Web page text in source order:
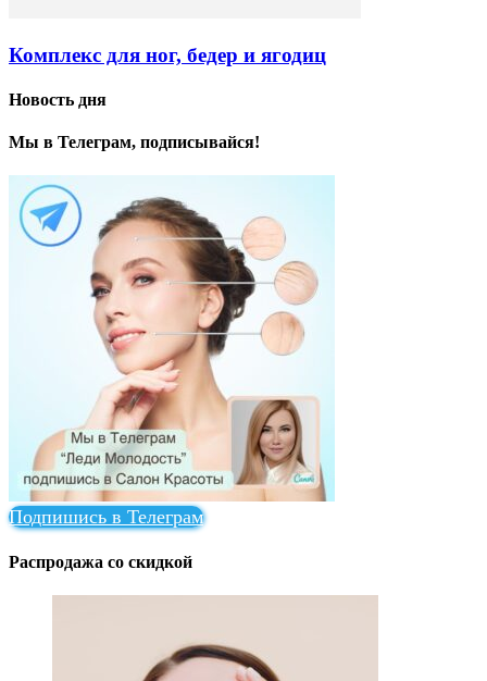
Комплекс для ног, бедер и ягодиц
Новость дня
Мы в Телеграм, подписывайся!
Подпишись в Телеграм
Распродажа со скидкой